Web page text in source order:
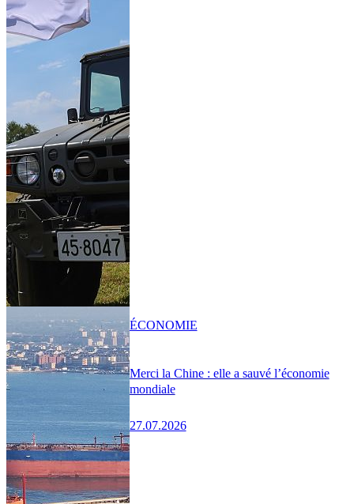
Merci la Chine : elle a sauvé l’économie
mondiale
27.07.2026
ÉCONOMIE